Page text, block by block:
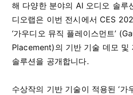
해 다양한 분야의 AI 오디오 솔루
디오랩은 이번 전시에서 CES
‘가우디오 뮤직 플레이스먼트’
Placement)의 기반 기술 데모 및
솔루션을 공개합니다.
수상작의 기반 기술이 적용된 ‘가